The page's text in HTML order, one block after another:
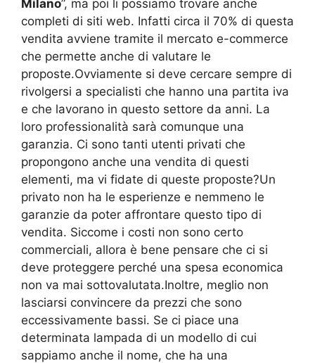
Milano”, ma poi li possiamo trovare anche
completi di siti web. Infatti circa il 70% di questa
vendita avviene tramite il mercato e-commerce
che permette anche di valutare le
proposte.Ovviamente si deve cercare sempre di
rivolgersi a specialisti che hanno una partita iva
e che lavorano in questo settore da anni. La
loro professionalità sarà comunque una
garanzia. Ci sono tanti utenti privati che
propongono anche una vendita di questi
elementi, ma vi fidate di queste proposte?Un
privato non ha le esperienze e nemmeno le
garanzie da poter affrontare questo tipo di
vendita. Siccome i costi non sono certo
commerciali, allora è bene pensare che ci si
deve proteggere perché una spesa economica
non va mai sottovalutata.Inoltre, meglio non
lasciarsi convincere da prezzi che sono
eccessivamente bassi. Se ci piace una
determinata lampada di un modello di cui
sappiamo anche il nome, che ha una